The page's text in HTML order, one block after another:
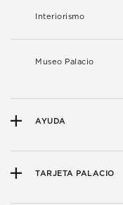
Interiorismo
Museo Palacio
AYUDA
TARJETA PALACIO